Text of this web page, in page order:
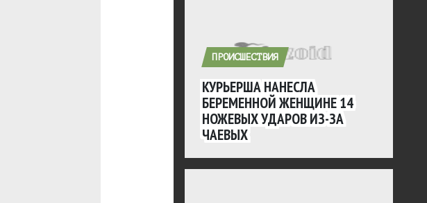
ПРОИСШЕСТВИЯ
КУРЬЕРША НАНЕСЛА
БЕРЕМЕННОЙ ЖЕНЩИНЕ 14
НОЖЕВЫХ УДАРОВ ИЗ-ЗА
ЧАЕВЫХ